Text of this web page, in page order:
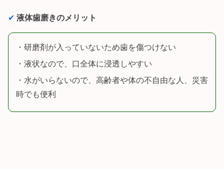
✔︎ 液体歯磨きのメリット
・研磨剤が入っていないため歯を傷つけない
・液状なので、口全体に浸透しやすい
・水がいらないので、高齢者や体の不自由な人、災害
時でも便利